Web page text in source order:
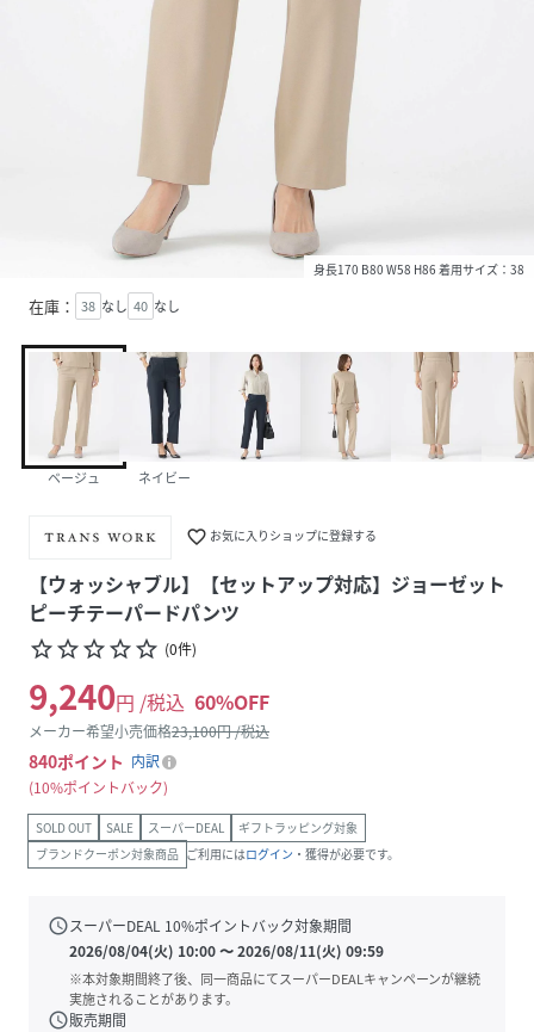
身長170 B80 W58 H86 着用サイズ：38
在庫： 38 なし 40 なし
ベージュ ネイビー
favorite_border お気に入りショップに登録する
【ウォッシャブル】【セットアップ対応】ジョーゼット
ピーチテーパードパンツ
star_borderstar_borderstar_borderstar_borderstar_border (0件)
9,240円 /税込 60%OFF
メーカー希望小売価格23,100円 /税込
840ポイント 内訳
10%ポイントバック
SOLD OUT SALE スーパーDEAL
ギフトラッピング対象
ブランドクーポン対象商品 ご利用にはログイン ・獲得が必要です。
scheduleスーパーDEAL 10%ポイントバック対象期間
2026/08/04(火) 10:00〜2026/08/11(火) 09:59
※本対象期間終了後、同一商品にてスーパーDEALキャンペーンが継続
実施されることがあります。
schedule販売期間